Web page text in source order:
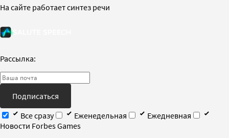
На сайте работает синтез речи
Рассылка:
Подписаться
Все сразу
Еженедельная
Ежедневная
Новости Forbes Games